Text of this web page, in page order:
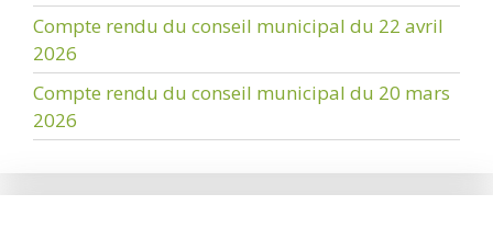
Compte rendu du conseil municipal du 22 avril
2026
Compte rendu du conseil municipal du 20 mars
2026